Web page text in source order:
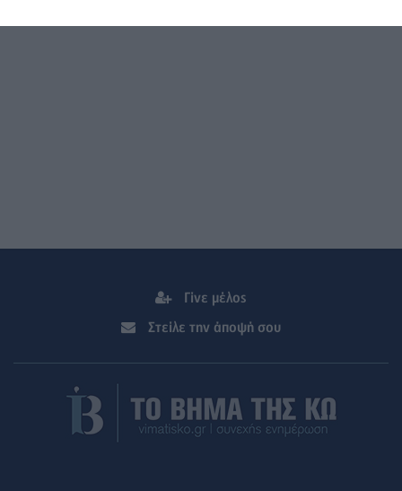
Γίνε μέλος
Στείλε την άποψή σου